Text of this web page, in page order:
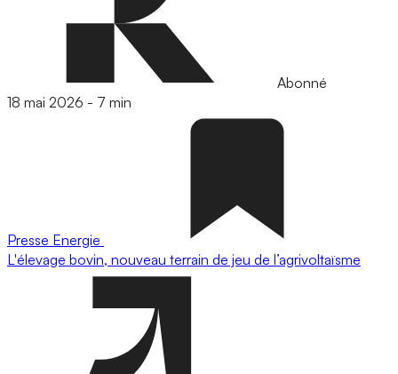
Abonné
18 mai 2026 - 7 min
Presse Energie
L'élevage bovin, nouveau terrain de jeu de l’agrivoltaïsme